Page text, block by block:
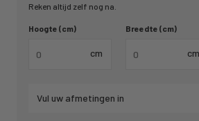
Reken altijd zelf nog na.
Hoogte (cm)
cm
Breedte (cm)
cm
Vul uw afmetingen in